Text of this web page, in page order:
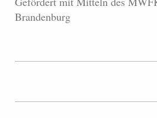
Brandenburg